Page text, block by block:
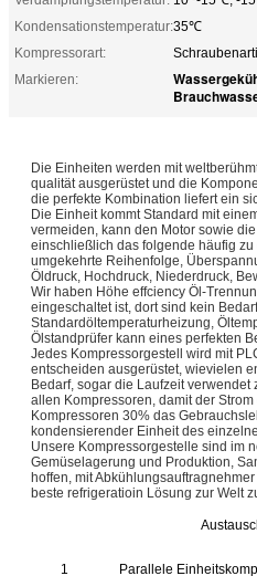
Kondensationstemperatur:35℃
Kompressorart:
Markieren:
Die Einheiten werden mit
qualität ausgerüstet und die
die perfekte Kombination liefert ein
Die Einheit kommt Standard mit
vermeiden, kann den Motor sowie
einschließlich das folgende häufig
umgekehrte Reihenfolge,
Öldruck, Hochdruck, Niederdruck,
Wir haben Höhe effciency Öl-
eingeschaltet ist, dort sind kein
Standardöltemperaturheizung,
Ölstandprüfer kann eines perfekten
Jedes Kompressorgestell wird mit
entscheiden ausgerüstet, wievielen
Bedarf, sogar die Laufzeit
allen Kompressoren, damit der
Kompressoren 30% das
kondensierender Einheit des
Unsere Kompressorgestelle sind im
Gemüselagerung und Produktion,
hoffen, mit
beste refrigeratioin Lösung zur Welt
1 Parallele